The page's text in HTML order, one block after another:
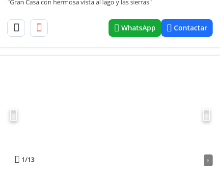
"Gran Casa con hermosa vista al lago y las sierras"
WhatsApp Contactar
1/13 8